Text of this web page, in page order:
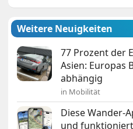
Weitere Neuigkeiten
77 Prozent der
Asien: Europas
abhängig
in Mobilität
Diese Wander-
und